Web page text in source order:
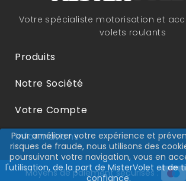
Pour améliorer votre expérience et
risques de fraude, nous utilisons des
poursuivant votre navigation, vous en
l'utilisation, de la part de MisterVolet et de
confiance.
Votre spécialiste motorisation et
volets roulants
Produits
Notre Société
Votre Compte
Informations
Moyens de paiement sécurisés :